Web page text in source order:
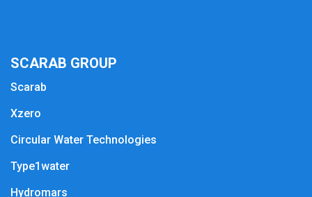
SCARAB GROUP
Scarab
Xzero
Circular Water Technologies
Type1water
Hydromars